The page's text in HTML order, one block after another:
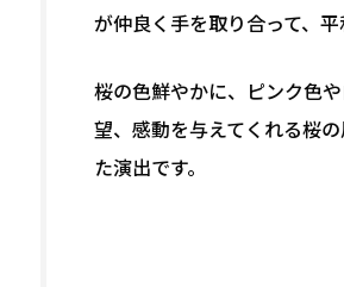
が仲良く手を取り合って、
桜の色鮮やかに、ピンク色
望、感動を与えてくれる桜
た演出です。